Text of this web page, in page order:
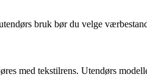
bruk bør du velge
med tekstilrens. Utendørs